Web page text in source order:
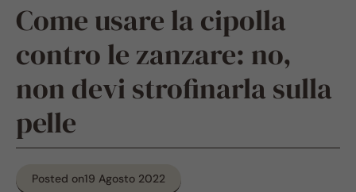
Come usare la cipolla
contro le zanzare: no,
non devi strofinarla sulla
pelle
Posted on19 Agosto 2022